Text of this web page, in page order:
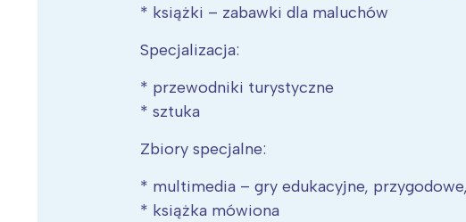
* książki – zabawki dla maluchów
Specjalizacja:
* przewodniki turystyczne
* sztuka
Zbiory specjalne:
* multimedia – gry edukacyjne,
* książka mówiona